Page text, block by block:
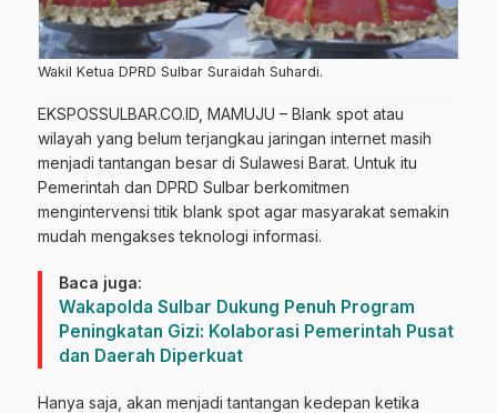
Wakil Ketua DPRD Sulbar Suraidah Suhardi.
EKSPOSSULBAR.CO.ID, MAMUJU – Blank spot atau
wilayah yang belum terjangkau jaringan internet masih
menjadi tantangan besar di Sulawesi Barat. Untuk itu
Pemerintah dan DPRD Sulbar berkomitmen
mengintervensi titik blank spot agar masyarakat semakin
mudah mengakses teknologi informasi.
Baca juga:
Wakapolda Sulbar Dukung Penuh Program
Peningkatan Gizi: Kolaborasi Pemerintah Pusat
dan Daerah Diperkuat
Hanya saja, akan menjadi tantangan kedepan ketika